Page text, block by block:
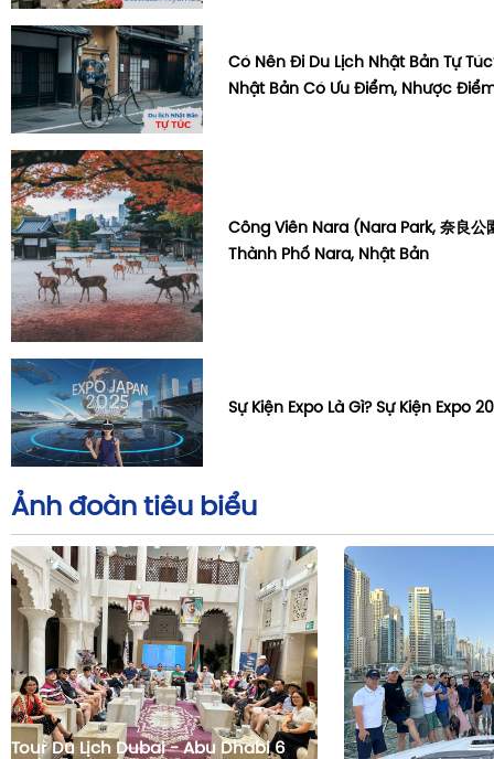
Có Nên Đi Du Lịch Nhật Bản Tự
Nhật Bản Có Ưu Điểm, Nhược
Công Viên Nara (Nara Park, 奈良
Thành Phố Nara, Nhật Bản
Sự Kiện Expo Là Gì? Sự Kiện Expo
Ảnh đoàn tiêu biểu
Tour Du Lịch Dubai - Abu Dhabi 6